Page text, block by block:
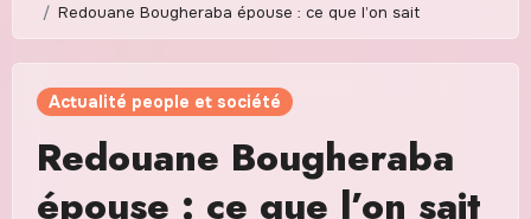
Redouane Bougheraba épouse : ce que l’on sait
Actualité people et société
Redouane Bougheraba
épouse : ce que l’on sait